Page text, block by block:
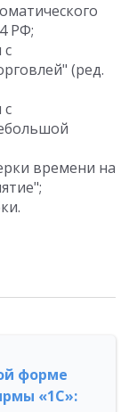
РФ;
(ред.
времени на
форме
«1С»: